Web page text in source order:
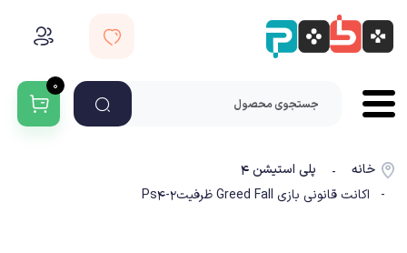
۰
خانه -
پلی استیشن ۴
- اکانت قانونی بازی Greed Fall ظرفیت2-Ps4